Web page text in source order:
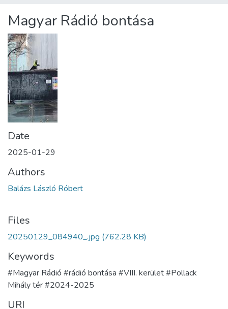
Statistics
About us
Magyar Rádió bontása
Date
2025-01-29
Authors
Balázs László Róbert
Files
20250129_084940_.jpg (762.28 KB)
Keywords
#Magyar Rádió #rádió bontása #VIII. kerület #Pollack
Mihály tér #2024-2025
URI